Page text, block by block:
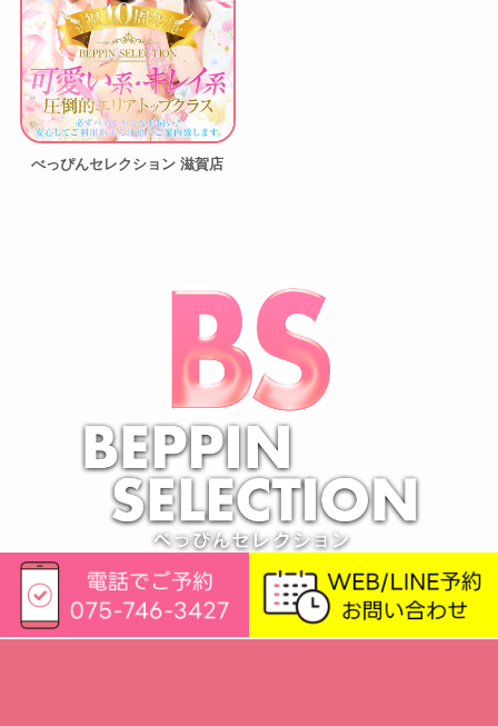
べっぴんセレクション 滋賀店